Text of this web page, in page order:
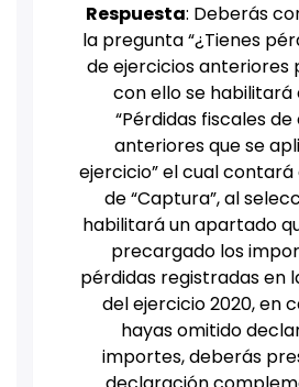
Respuesta: Deberás
la pregunta “¿Tienes
de ejercicios anteriores
con ello se
“Pérdidas fiscales
anteriores que se
ejercicio” el cual
de “Captura”, al
habilitará un apartado
precargado los
pérdidas registradas en
del ejercicio 2020, en
hayas omitido
importes, deberás